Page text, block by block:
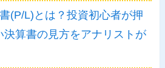
(P/L)とは？投資初心者が押
決算書の見方をアナリストが